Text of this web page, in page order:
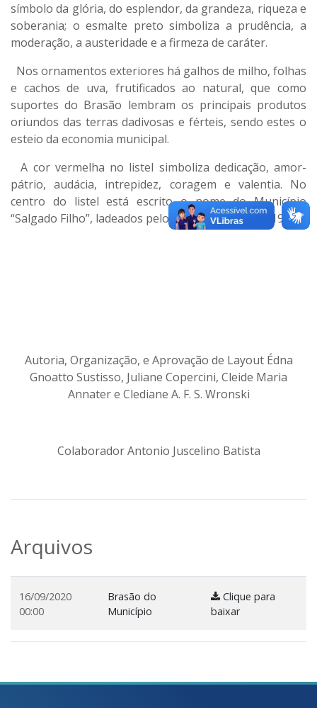
símbolo da glória, do esplendor, da grandeza, riqueza e
soberania; o esmalte preto simboliza a prudência, a
moderação, a austeridade e a firmeza de caráter.
Nos ornamentos exteriores há galhos de milho, folhas
e cachos de uva, frutificados ao natural, que como
suportes do Brasão lembram os principais produtos
oriundos das terras dadivosas e férteis, sendo estes o
esteio da economia municipal.
A cor vermelha no listel simboliza dedicação, amor-
pátrio, audácia, intrepidez, coragem e valentia. No
centro do listel está escrito o nome do Município
“Salgado Filho”, ladeados pelos milésimos 1963 e 1984.
Autoria, Organização, e Aprovação de Layout Édna
Gnoatto Sustisso, Juliane Copercini, Cleide Maria
Annater e Clediane A. F. S. Wronski
Colaborador Antonio Juscelino Batista
Arquivos
16/09/2020
00:00
Brasão do
Município
Clique para
baixar